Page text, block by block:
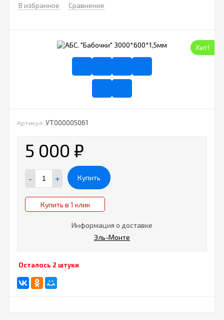
В избранное Сравнение
Хит!
Артикул: УТ000005061
5 000 ₽
- + Купить
Купить в 1 клик
Информация о доставке
Эль-Монте
Осталось 2 штуки